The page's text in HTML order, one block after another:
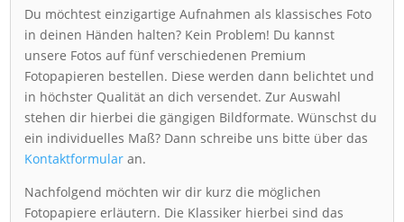
Du möchtest einzigartige Aufnahmen als klassisches Foto
in deinen Händen halten? Kein Problem! Du kannst
unsere Fotos auf fünf verschiedenen Premium
Fotopapieren bestellen. Diese werden dann belichtet und
in höchster Qualität an dich versendet. Zur Auswahl
stehen dir hierbei die gängigen Bildformate. Wünschst du
ein individuelles Maß? Dann schreibe uns bitte über das
Kontaktformular an.
Nachfolgend möchten wir dir kurz die möglichen
Fotopapiere erläutern. Die Klassiker hierbei sind das